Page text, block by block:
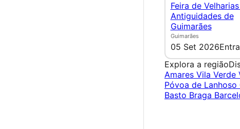
Feira de
Antiguidades de
Guimarães
Guimarães
05 Set 2026
Explora a região
Amares Vila Verde
Póvoa de Lanhoso
Basto Braga